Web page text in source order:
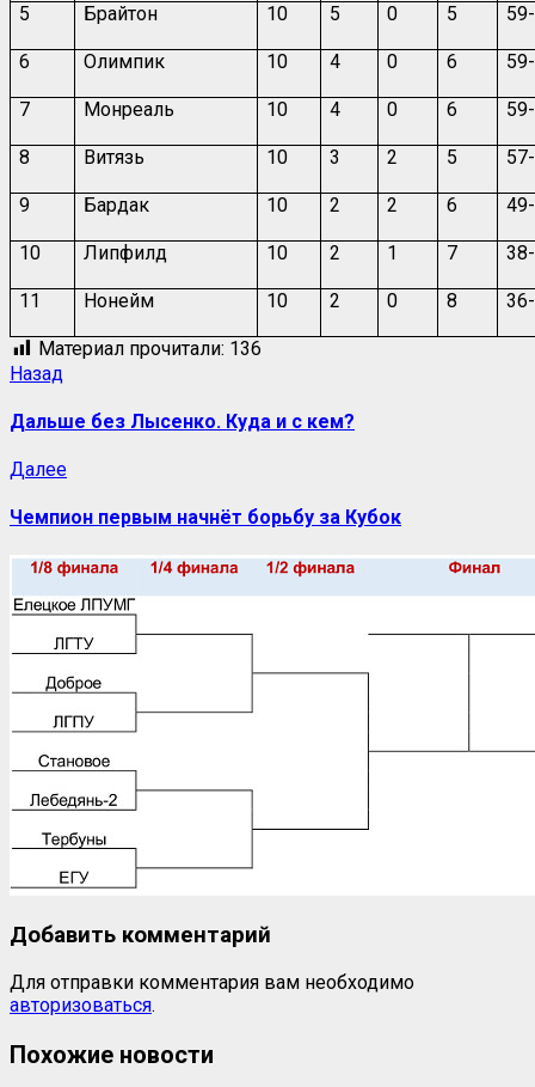
5 Брайтон 10 5 0 5
6 Олимпик 10 4 0 6
7 Монреаль 10 4 0 6
8 Витязь 10 3 2 5
9 Бардак 10 2 2 6
10 Липфилд 10 2 1 7
11 Нонейм 10 2 0 8
Материал прочитали: 136
Назад
Дальше без Лысенко. Куда и с кем?
Далее
Чемпион первым начнёт борьбу за Кубок
Добавить комментарий
Для отправки комментария вам необходимо
авторизоваться.
Похожие новости